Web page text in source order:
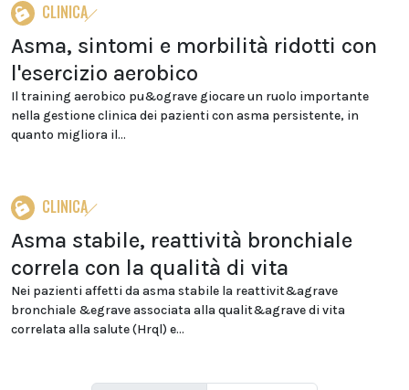
CLINICA
Asma, sintomi e morbilità ridotti con
l'esercizio aerobico
Il training aerobico pu&ograve giocare un ruolo importante
nella gestione clinica dei pazienti con asma persistente, in
quanto migliora il...
CLINICA
Asma stabile, reattività bronchiale
correla con la qualità di vita
Nei pazienti affetti da asma stabile la reattivit&agrave
bronchiale &egrave associata alla qualit&agrave di vita
correlata alla salute (Hrql) e...